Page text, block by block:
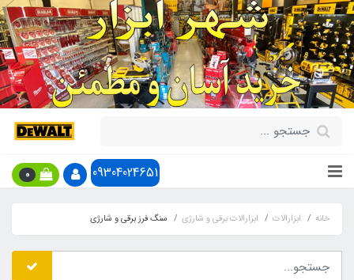
09304024651
0
خانه ابزارالات ابزارالات برقی و شارژی سنگ فرز برقی و شارژی